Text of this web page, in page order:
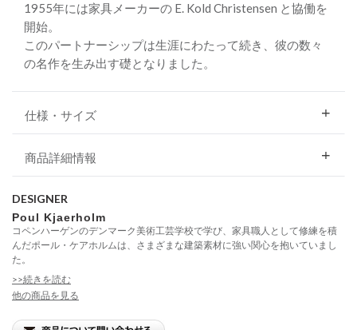
1955年には家具メーカーの E. Kold Christensen と協働を
開始。
このパートナーシップは生涯にわたって続き、彼の数々
の名作を生み出す礎となりました。
仕様・サイズ
商品詳細情報
DESIGNER
Poul Kjaerholm
コペンハーゲンのデンマーク美術工芸学校で学び、家具職人として修練を積
んだポール・ケアホルムは、さまざまな建築素材に強い関心を抱いていまし
た。
>>続きを読む
他の商品を見る